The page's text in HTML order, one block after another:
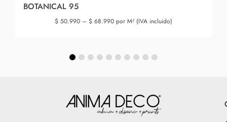
BOTANICAL 95
$ 50.990 – $ 68.990 por M² (IVA incluido)